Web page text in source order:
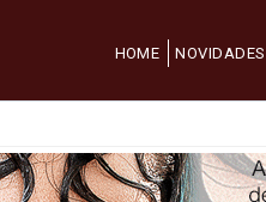
HOME NOVIDADES